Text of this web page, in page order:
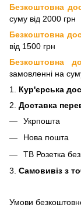
Безкоштовна
суму від 2000 грн
Безкоштовна
від 1500 грн
Безкоштовна
замовленні на
1. Кур'єрська
2. Доставка
Укрпошта
Нова пошта
ТВ Розетка
3. Самовивіз з
Умови